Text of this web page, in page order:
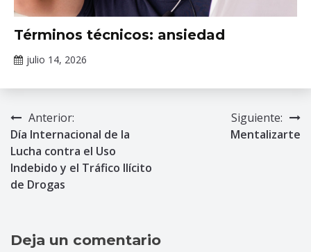
Tópicos
de
salud
Términos técnicos: ansiedad
julio 14, 2026
Gallardo
Navegación
de
entradas
Anterior:
Día Internacional de la
Lucha contra el Uso
Indebido y el Tráfico Ilícito
de Drogas
Siguiente:
Mentalizarte
Deja un comentario